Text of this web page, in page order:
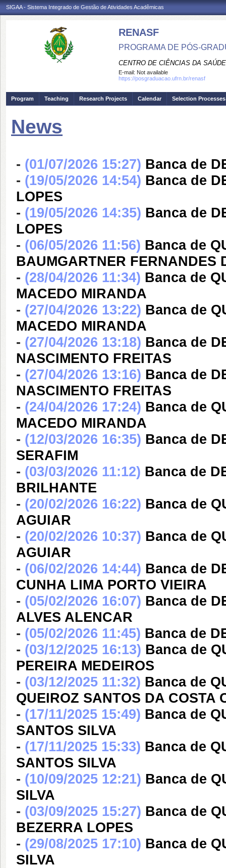
SIGAA - Sistema Integrado de Gestão de Atividades Acadêmicas
RENASF
PROGRAMA DE PÓS-
CENTRO DE CIÊNCIAS DA SAÚDE
E-mail: Not available
https://posgraduacao.ufrn.br/renasf
Program Teaching Research Projects Calendar Selection Processes
News
- (01/07/2026 15:27) Banca de
- (19/05/2026 14:54) Banca de
LOPES
- (19/05/2026 14:35) Banca de
LOPES
- (06/05/2026 11:56) Banca de
BAUMGARTNER FERNANDES
- (28/04/2026 11:34) Banca de
MACEDO MIRANDA
- (27/04/2026 13:22) Banca de
MACEDO MIRANDA
- (27/04/2026 13:18) Banca de
NASCIMENTO FREITAS
- (27/04/2026 13:16) Banca de
NASCIMENTO FREITAS
- (24/04/2026 17:24) Banca de
MACEDO MIRANDA
- (12/03/2026 16:35) Banca de
SERAFIM
- (03/03/2026 11:12) Banca de
BRILHANTE
- (20/02/2026 16:22) Banca de
AGUIAR
- (20/02/2026 10:37) Banca de
AGUIAR
- (06/02/2026 14:44) Banca de
CUNHA LIMA PORTO VIEIRA
- (05/02/2026 16:07) Banca de
ALVES ALENCAR
- (05/02/2026 11:45) Banca de
- (03/12/2025 16:13) Banca de
PEREIRA MEDEIROS
- (03/12/2025 11:32) Banca de
QUEIROZ SANTOS DA COSTA
- (17/11/2025 15:49) Banca de
SANTOS SILVA
- (17/11/2025 15:33) Banca de
SANTOS SILVA
- (10/09/2025 12:21) Banca de
SILVA
- (03/09/2025 15:27) Banca de
BEZERRA LOPES
- (29/08/2025 17:10) Banca de
SILVA